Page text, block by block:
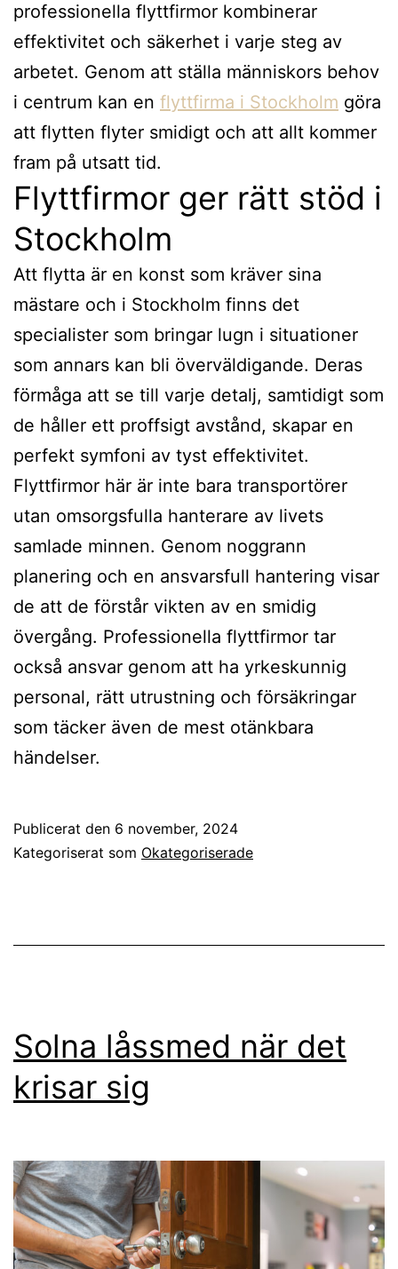
professionella flyttfirmor kombinerar
effektivitet och säkerhet i varje steg av
arbetet. Genom att ställa människors behov
i centrum kan en flyttfirma i Stockholm göra
att flytten flyter smidigt och att allt kommer
fram på utsatt tid.
Flyttfirmor ger rätt stöd i
Stockholm
Att flytta är en konst som kräver sina
mästare och i Stockholm finns det
specialister som bringar lugn i situationer
som annars kan bli överväldigande. Deras
förmåga att se till varje detalj, samtidigt som
de håller ett proffsigt avstånd, skapar en
perfekt symfoni av tyst effektivitet.
Flyttfirmor här är inte bara transportörer
utan omsorgsfulla hanterare av livets
samlade minnen. Genom noggrann
planering och en ansvarsfull hantering visar
de att de förstår vikten av en smidig
övergång. Professionella flyttfirmor tar
också ansvar genom att ha yrkeskunnig
personal, rätt utrustning och försäkringar
som täcker även de mest otänkbara
händelser.
Publicerat den 6 november, 2024
Kategoriserat som Okategoriserade
Solna låssmed när det
krisar sig